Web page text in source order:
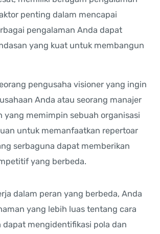
penting dalam mencapai
pengalaman Anda dapat
yang kuat untuk membangun
pengusaha visioner yang ingin
Anda atau seorang manajer
yang memimpin sebuah organisasi
untuk memanfaatkan repertoar
serbaguna dapat memberikan
yang berbeda.
dalam peran yang berbeda, Anda
yang lebih luas tentang cara
dapat mengidentifikasi pola dan